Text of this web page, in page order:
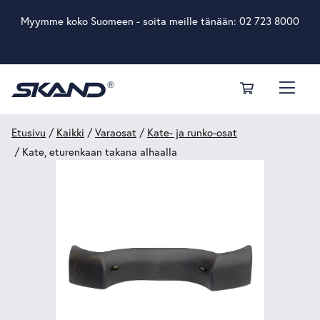
Myymme koko Suomeen - soita meille tänään: 02 723 8000
Etusivu / Kaikki /Varaosat / Kate- ja runko-osat
/ Kate, eturenkaan takana alhaalla